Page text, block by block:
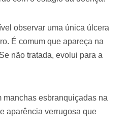
observar uma única úlcera
É comum que apareça na
não tratada, evolui para a
manchas esbranquiçadas na
aparência verrugosa que